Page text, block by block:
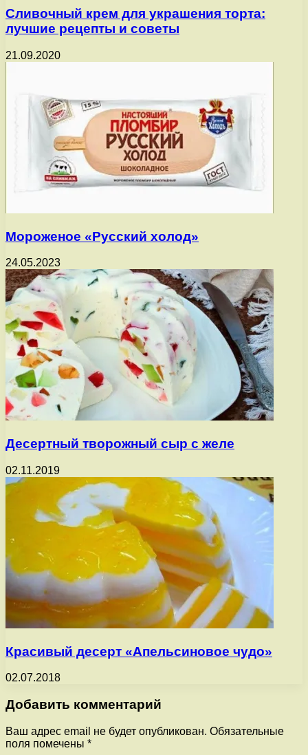
Сливочный крем для украшения торта:
лучшие рецепты и советы
21.09.2020
Мороженое «Русский холод»
24.05.2023
Десертный творожный сыр с желе
02.11.2019
Красивый десерт «Апельсиновое чудо»
02.07.2018
Добавить комментарий
Ваш адрес email не будет опубликован. Обязательные
поля помечены *